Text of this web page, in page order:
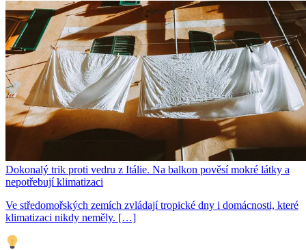
Dokonalý trik proti vedru z Itálie. Na balkon pověsí mokré látky a
nepotřebují klimatizaci
Ve středomořských zemích zvládají tropické dny i domácnosti, které
klimatizaci nikdy neměly. […]